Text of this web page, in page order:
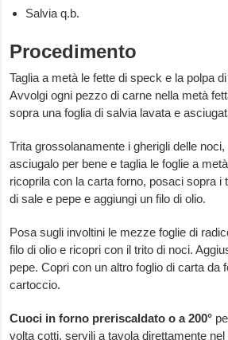
Salvia q.b.
Procedimento
Taglia a metà le fette di speck e la polpa
Avvolgi ogni pezzo di carne nella metà
sopra una foglia di salvia lavata e
Trita grossolanamente i gherigli delle
asciugalo per bene e taglia le foglie a
ricoprila con la carta forno, posaci sopra i
di sale e pepe e aggiungi un filo di olio.
Posa sugli involtini le mezze foglie di
filo di olio e ricopri con il trito di noci.
pepe. Copri con un altro foglio di carta da
cartoccio.
Cuoci in forno preriscaldato o a 200°
volta cotti, servili a tavola direttamente